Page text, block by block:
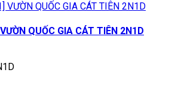
QUỐC GIA CÁT TIÊN 2N1D